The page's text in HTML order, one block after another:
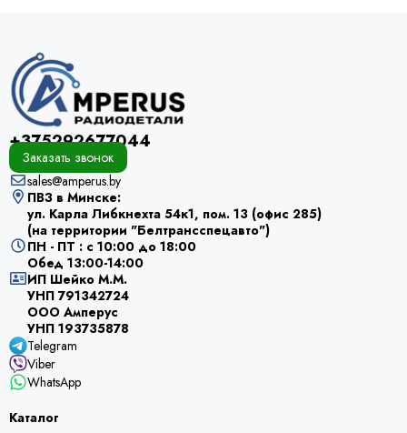
+375292677044
Заказать звонок
sales@amperus.by
ПВЗ в Минске:
ул. Карла Либкнехта 54к1, пом. 13 (офис 285)
(на территории "Белтрансспецавто")
ПН - ПТ : с 10:00 до 18:00
Обед 13:00-14:00
ИП Шейко М.М.
УНП 791342724
ООО Амперус
УНП 193735878
Telegram
Viber
WhatsApp
Каталог